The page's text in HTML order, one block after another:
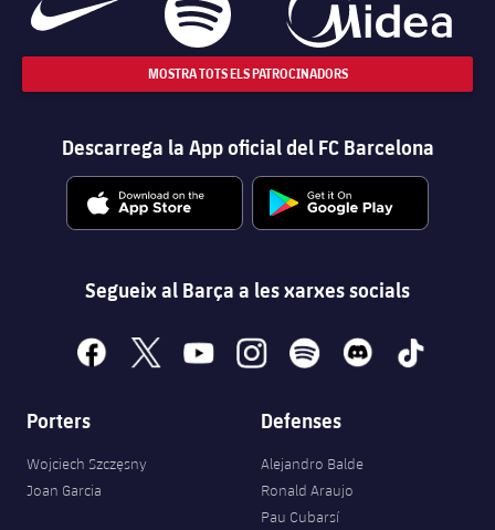
MOSTRA TOTS ELS PATROCINADORS
Descarrega la App oficial del FC Barcelona
Segueix al Barça a les xarxes socials
facebook
x youtubeinstagramspotify discord tiktok
Porters
Wojciech Szczęsny
Joan Garcia
Defenses
Alejandro Balde
Ronald Araujo
Pau Cubarsí